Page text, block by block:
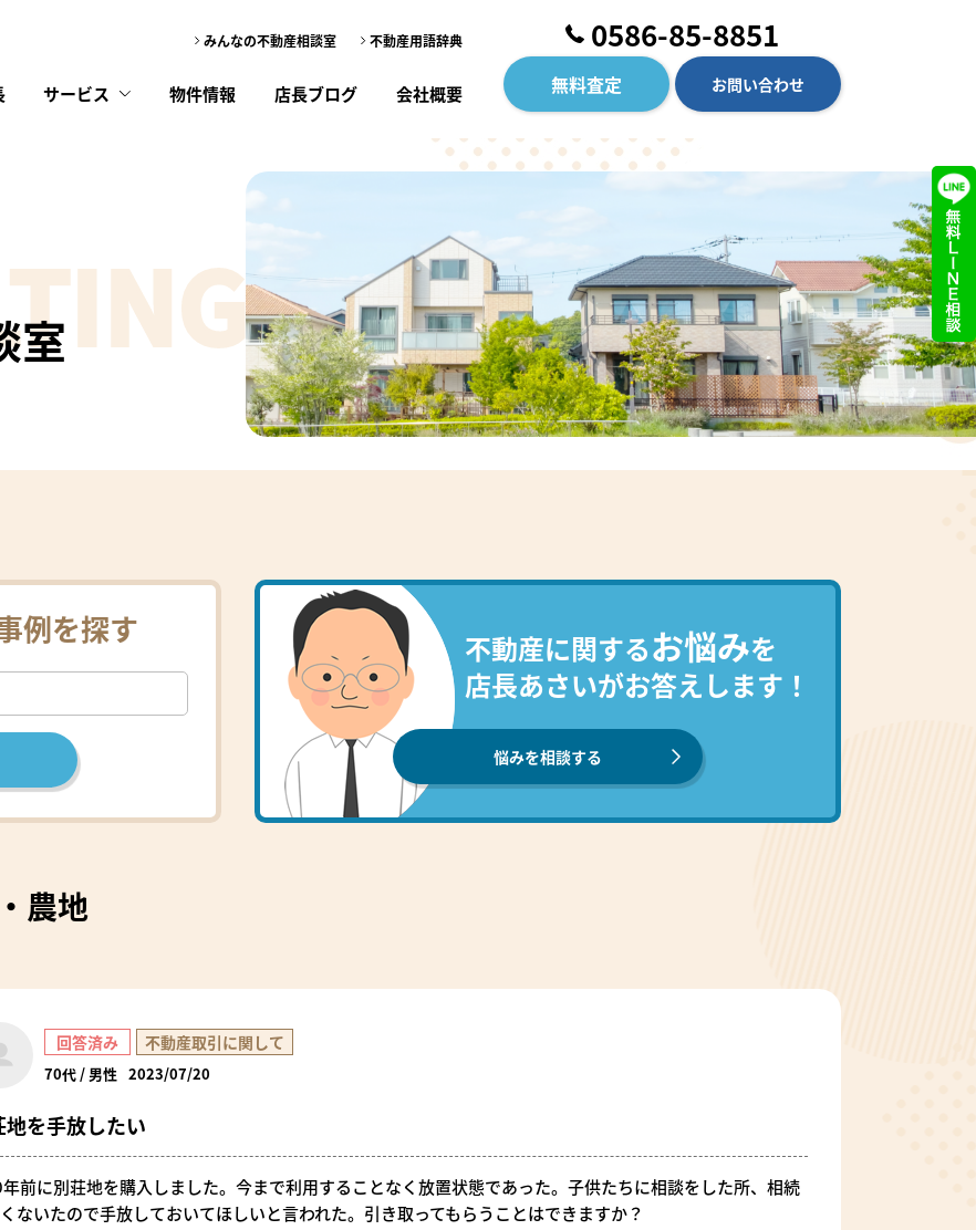
みんなの不動産相談室 不動産用語辞典
サービス
動産管理
いたい
不動産購入
借りたい
不動産賃貸
物件情報 店長ブログ 会社概要
0586-85-8851
無料査定 お問い合わせ
室
例を探す 不動産に関するお悩みを
店長あさいがお答えします！
悩みを相談する
たいので、質問と回答の削除はいたしませんのでご了承下さい。
ますよう、よろしくお願いいたします。
相談のルールに同意する
農地
回答済み 不動産取引に関して
70代 / 男性 2023/07/20
地を手放したい
前に別荘地を購入しました。今まで利用することなく放置状態であった。子供たちに相談をした所、相続
ないたので手放しておいてほしいと言われた。引き取ってもらうことはできますか？